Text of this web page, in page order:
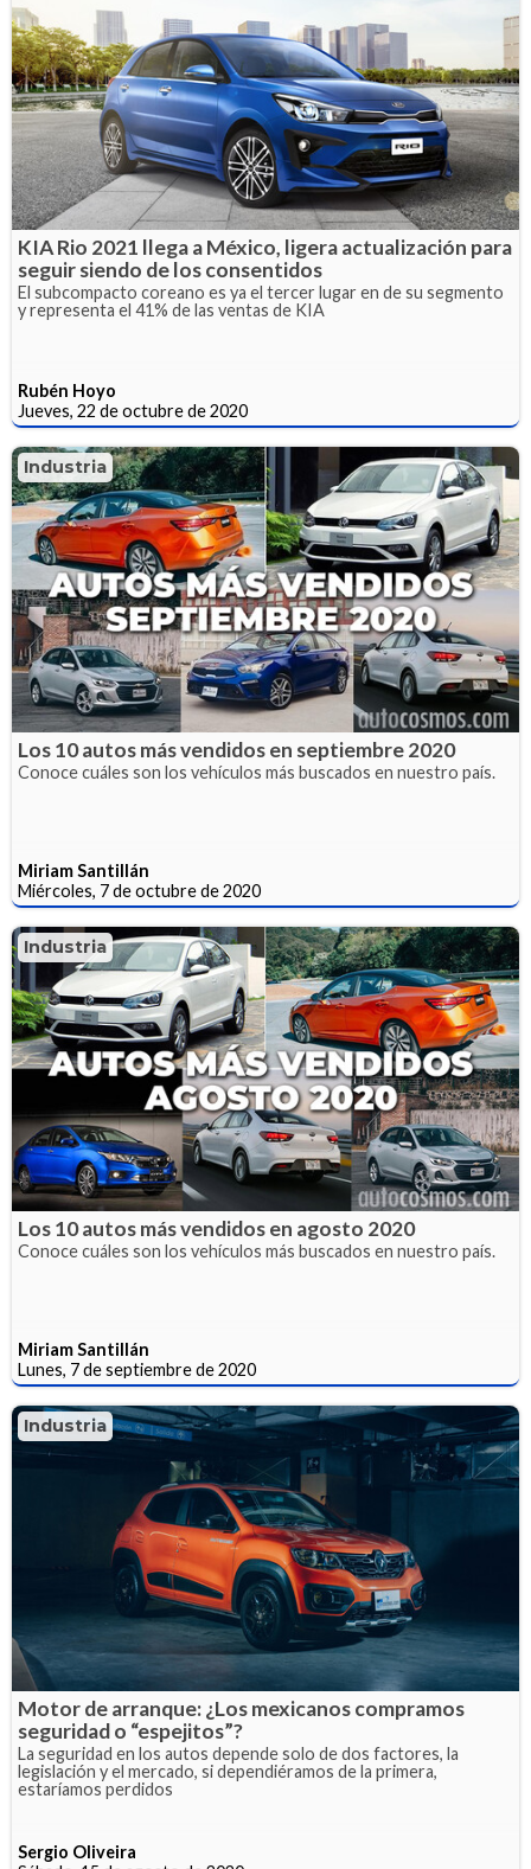
KIA Rio 2021 llega a México, ligera actualización para
seguir siendo de los consentidos
El subcompacto coreano es ya el tercer lugar en de su segmento
y representa el 41% de las ventas de KIA
Rubén Hoyo
Jueves, 22 de octubre de 2020
Industria
Los 10 autos más vendidos en septiembre 2020
Conoce cuáles son los vehículos más buscados en nuestro país.
Miriam Santillán
Miércoles, 7 de octubre de 2020
Industria
Los 10 autos más vendidos en agosto 2020
Conoce cuáles son los vehículos más buscados en nuestro país.
Miriam Santillán
Lunes, 7 de septiembre de 2020
Industria
Motor de arranque: ¿Los mexicanos compramos
seguridad o “espejitos”?
La seguridad en los autos depende solo de dos factores, la
legislación y el mercado, si dependiéramos de la primera,
estaríamos perdidos
Sergio Oliveira